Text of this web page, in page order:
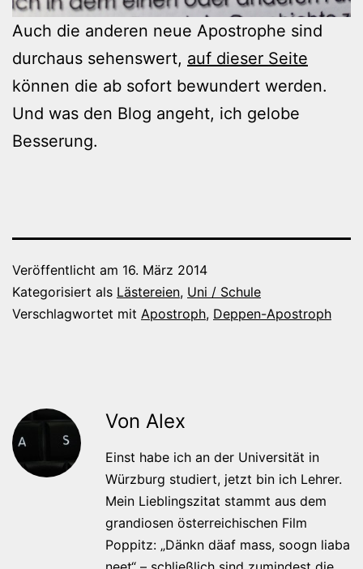
Auch die anderen neue Apostrophe sind
durchaus sehenswert, auf dieser Seite
können die ab sofort bewundert werden.
Und was den Blog angeht, ich gelobe
Besserung.
Veröffentlicht am 16. März 2014
Kategorisiert als Lästereien, Uni / Schule
Verschlagwortet mit Apostroph, Deppen-Apostroph
Von Alex
Einst habe ich an der Universität in
Würzburg studiert, jetzt bin ich Lehrer.
Mein Lieblingszitat stammt aus dem
grandiosen österreichischen Film
Poppitz: „Dänkn däaf mass, soogn liaba